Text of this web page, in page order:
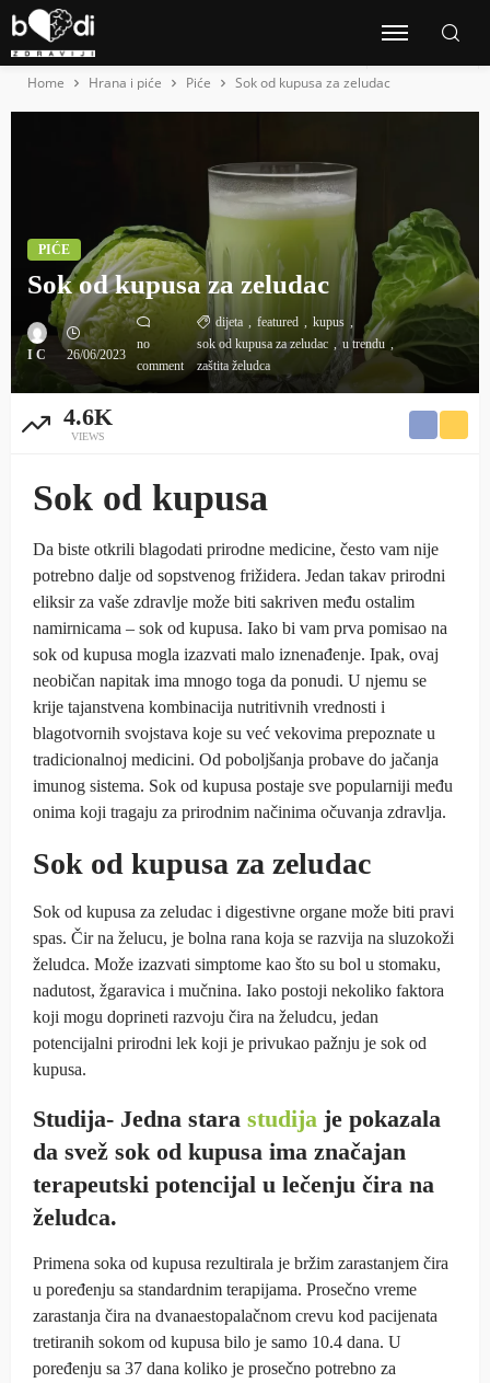
Home Hrana i piće Piće Sok od kupusa za zeludac
PIĆE
Sok od kupusa za zeludac
I C 26/06/2023
no
comment
dijeta featured
kupus
sok od kupusa za zeludac
u trendu
zaštita želudca
4.6K
VIEWS
Sok od kupusa
Da biste otkrili blagodati prirodne medicine, često vam nije
potrebno dalje od sopstvenog frižidera. Jedan takav prirodni
eliksir za vaše zdravlje može biti sakriven među ostalim
namirnicama – sok od kupusa. Iako bi vam prva pomisao na
sok od kupusa mogla izazvati malo iznenađenje. Ipak, ovaj
neobičan napitak ima mnogo toga da ponudi. U njemu se
krije tajanstvena kombinacija nutritivnih vrednosti i
blagotvornih svojstava koje su već vekovima prepoznate u
tradicionalnoj medicini. Od poboljšanja probave do jačanja
imunog sistema. Sok od kupusa postaje sve popularniji među
onima koji tragaju za prirodnim načinima očuvanja zdravlja.
Sok od kupusa za zeludac
Sok od kupusa za zeludac i digestivne organe može biti pravi
spas. Čir na želucu, je bolna rana koja se razvija na sluzokoži
želudca. Može izazvati simptome kao što su bol u stomaku,
nadutost, žgaravica i mučnina. Iako postoji nekoliko faktora
koji mogu doprineti razvoju čira na želudcu, jedan
potencijalni prirodni lek koji je privukao pažnju je sok od
kupusa.
Studija- Jedna stara studija je pokazala
da svež sok od kupusa ima značajan
terapeutski potencijal u lečenju čira na
želudca.
Primena soka od kupusa rezultirala je bržim zarastanjem čira
u poređenju sa standardnim terapijama. Prosečno vreme
zarastanja čira na dvanaestopalačnom crevu kod pacijenata
tretiranih sokom od kupusa bilo je samo 10.4 dana. U
poređenju sa 37 dana koliko je prosečno potrebno za